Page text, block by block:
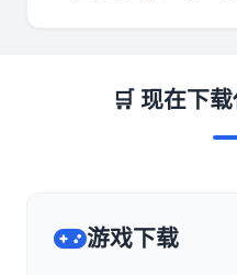
🛒 现在下
游戏下载